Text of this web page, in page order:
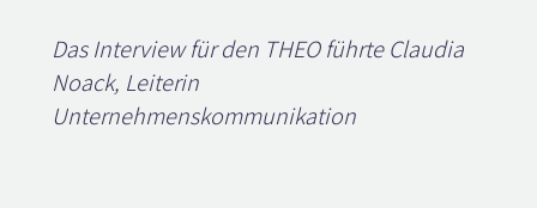
Das Interview für den THEO führte Claudia
Noack, Leiterin
Unternehmenskommunikation